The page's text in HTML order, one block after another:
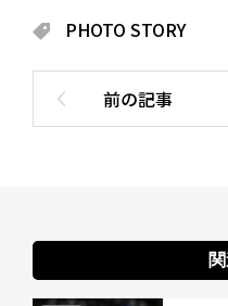
PHOTO STORY